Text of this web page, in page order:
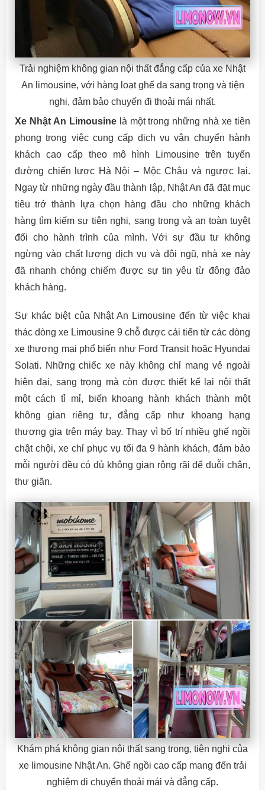
Trải nghiệm không gian nội thất đẳng cấp của xe Nhật
An limousine, với hàng loạt ghế da sang trọng và tiện
nghi, đảm bảo chuyến đi thoải mái nhất.
Xe Nhật An Limousinelà một trong những nhà xe tiên
phong trong việc cung cấp dịch vụ vận chuyển hành
khách cao cấp theo mô hình Limousine trên tuyến
đường chiến lược Hà Nội – Mộc Châu và ngược lại.
Ngay từ những ngày đầu thành lập, Nhật An đã đặt mục
tiêu trở thành lựa chọn hàng đầu cho những khách
hàng tìm kiếm sự tiện nghi, sang trọng và an toàn tuyệt
đối cho hành trình của mình. Với sự đầu tư không
ngừng vào chất lượng dịch vụ và đội ngũ, nhà xe này
đã nhanh chóng chiếm được sự tin yêu từ đông đảo
khách hàng.
Sự khác biệt của Nhật An Limousine đến từ việc khai
thác dòng xe Limousine 9 chỗ được cải tiến từ các dòng
xe thương mại phổ biến như Ford Transit hoặc Hyundai
Solati. Những chiếc xe này không chỉ mang vẻ ngoài
hiện đại, sang trọng mà còn được thiết kế lại nội thất
một cách tỉ mỉ, biến khoang hành khách thành một
không gian riêng tư, đẳng cấp như khoang hạng
thương gia trên máy bay. Thay vì bố trí nhiều ghế ngồi
chật chội, xe chỉ phục vụ tối đa 9 hành khách, đảm bảo
mỗi người đều có đủ không gian rộng rãi để duỗi chân,
thư giãn.
Khám phá không gian nội thất sang trọng, tiện nghi của
xe limousine Nhật An. Ghế ngồi cao cấp mang đến trải
nghiệm di chuyển thoải mái và đẳng cấp.